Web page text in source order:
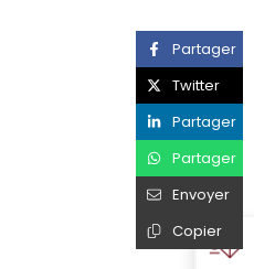
Partager
Twitter
Partager
Partager
Envoyer
Copier